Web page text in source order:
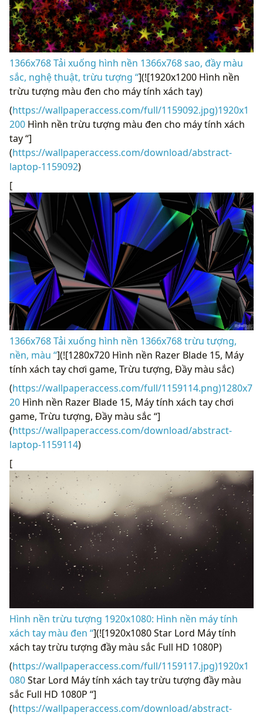
1366x768 Tải xuống hình nền 1366x768 sao, đầy màu
sắc, nghệ thuật, trừu tượng “](![1920x1200 Hình nền
trừu tượng màu đen cho máy tính xách tay)
(https://wallpaperaccess.com/full/1159092.jpg)1920x1
200 Hình nền trừu tượng màu đen cho máy tính xách
tay “]
(https://wallpaperaccess.com/download/abstract-
laptop-1159092)
[
1366x768 Tải xuống hình nền 1366x768 trừu tượng,
nền, màu “](![1280x720 Hình nền Razer Blade 15, Máy
tính xách tay chơi game, Trừu tượng, Đầy màu sắc)
(https://wallpaperaccess.com/full/1159114.png)1280x7
20 Hình nền Razer Blade 15, Máy tính xách tay chơi
game, Trừu tượng, Đầy màu sắc “]
(https://wallpaperaccess.com/download/abstract-
laptop-1159114)
[
Hình nền trừu tượng 1920x1080: Hình nền máy tính
xách tay màu đen “](![1920x1080 Star Lord Máy tính
xách tay trừu tượng đầy màu sắc Full HD 1080P)
(https://wallpaperaccess.com/full/1159117.jpg)1920x1
080Star Lord Máy tính xách tay trừu tượng đầy màu
sắc Full HD 1080P “]
(https://wallpaperaccess.com/download/abstract-